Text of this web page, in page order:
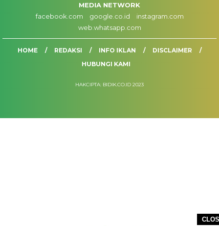
MEDIA NETWORK
facebook.com
google.co.id
instagram.com
web.whatsapp.com
HOME REDAKSI INFO IKLAN
DISCLAIMER
HUBUNGI KAMI
HAKCIPTA: BIDIK.CO.ID 2023